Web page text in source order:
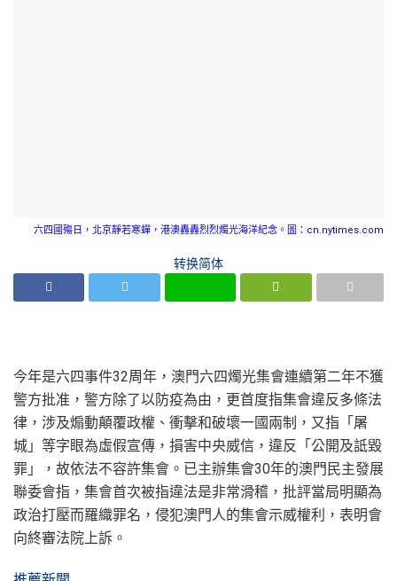
六四國殤日，北京靜若寒蟬，港澳轟轟烈烈燭光海洋紀念。圖：cn.nytimes.com
转换简体
今年是六四事件32周年，澳門六四燭光集會連續第二年不獲
警方批准，警方除了以防疫為由，更首度指集會違反多條法
律，涉及煽動顛覆政權、衝擊和破壞一國兩制，又指「屠
城」等字眼為虛假宣傳，損害中央威信，違反「公開及詆毀
罪」，故依法不容許集會。已主辦集會30年的澳門民主發展
聯委會指，集會首次被指違法是非常滑稽，批評當局明顯為
政治打壓而羅織罪名，侵犯澳門人的集會示威權利，表明會
向終審法院上訴。